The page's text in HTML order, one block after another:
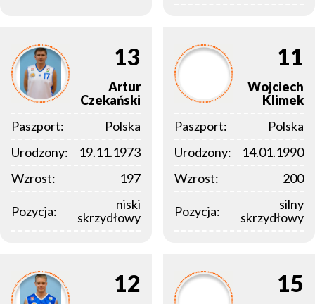
13
Artur
Czekański
Paszport:
Polska
Urodzony:
19.11.1973
Wzrost:
197
Pozycja:
niski
skrzydłowy
11
Wojciech
Klimek
Paszport:
Polska
Urodzony:
14.01.1990
Wzrost:
200
Pozycja:
silny
skrzydłowy
12 15